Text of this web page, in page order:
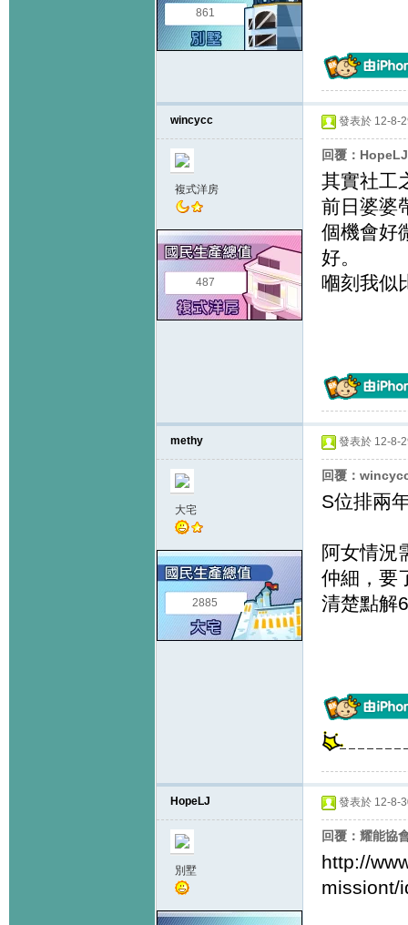
861
wincycc
複式洋房
487
發表於 12-8-
回覆：
其實社工
前日婆婆
個機會好
好。
嗰刻我似
methy
大宅
2885
發表於 12-8-
回覆：
S位排兩
阿女情況
仲細，要
清楚點解
HopeLJ
別墅
發表於 12-8-
回覆：耀能協
http://
missiont/